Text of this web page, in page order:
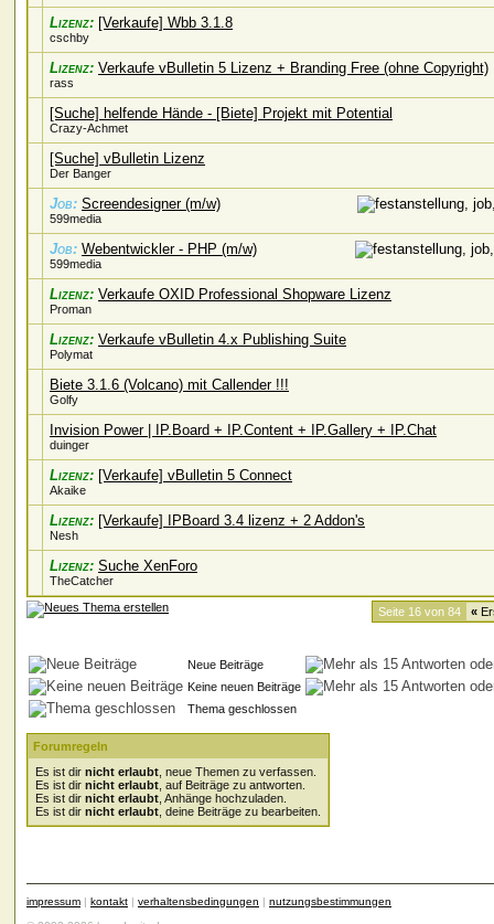
Lizenz: [Verkaufe] Wbb 3.1.8
cschby
Lizenz: Verkaufe vBulletin 5 Lizenz + Branding Free (ohne Copyright)
rass
[Suche] helfende Hände - [Biete] Projekt mit Potential
Crazy-Achmet
[Suche] vBulletin Lizenz
Der Banger
Job: Screendesigner (m/w)
599media
Job: Webentwickler - PHP (m/w)
599media
Lizenz: Verkaufe OXID Professional Shopware Lizenz
Proman
Lizenz: Verkaufe vBulletin 4.x Publishing Suite
Polymat
Biete 3.1.6 (Volcano) mit Callender !!!
Golfy
Invision Power | IP.Board + IP.Content + IP.Gallery + IP.Chat
duinger
Lizenz: [Verkaufe] vBulletin 5 Connect
Akaike
Lizenz: [Verkaufe] IPBoard 3.4 lizenz + 2 Addon's
Nesh
Lizenz: Suche XenForo
TheCatcher
Seite 16 von 84 «
Neue Beiträge
Keine neuen Beiträge
Thema geschlossen
Forumregeln
Es ist dir nicht erlaubt , neue Themen zu verfassen.
Es ist dir nicht erlaubt , auf Beiträge zu antworten.
Es ist dir nicht erlaubt , Anhänge hochzuladen.
Es ist dir nicht erlaubt , deine Beiträge zu bearbeiten.
impressum | kontakt | verhaltensbedingungen | nutzungsbestimmungen